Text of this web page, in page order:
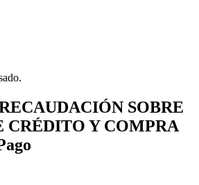
SOBRE
CRÉDITO Y COMPRA